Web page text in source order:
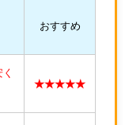
おすすめ
★★★★★